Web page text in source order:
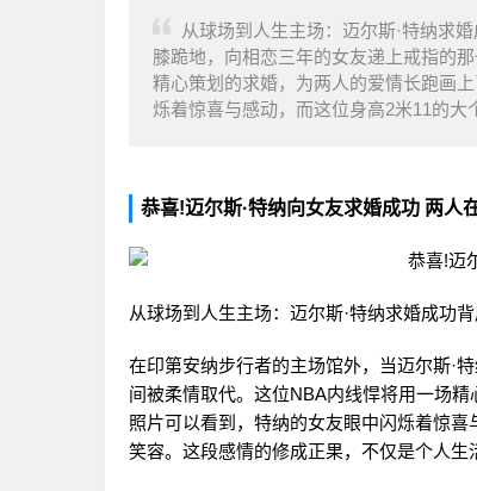
从球场到人生主场：迈尔斯·特纳求
膝跪地，向相恋三年的女友递上戒指的
精心策划的求婚，为两人的爱情长跑画
烁着惊喜与感动，而这位身高2米11的大
恭喜!迈尔斯·特纳向女友求婚成功 两人
从球场到人生主场：迈尔斯·特纳求婚成功
在印第安纳步行者的主场馆外，当迈尔斯·
间被柔情取代。这位NBA内线悍将用一场
照片可以看到，特纳的女友眼中闪烁着惊
笑容。这段感情的修成正果，不仅是个人生